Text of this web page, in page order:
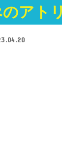
アト